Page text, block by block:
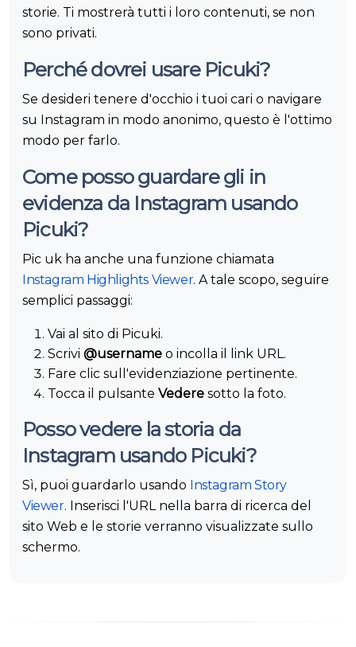
storie. Ti mostrerà tutti i loro contenuti, se non
sono privati.
Perché dovrei usare Picuki?
Se desideri tenere d'occhio i tuoi cari o navigare
su Instagram in modo anonimo, questo è l'ottimo
modo per farlo.
Come posso guardare gli in
evidenza da Instagram usando
Picuki?
Pic uk ha anche una funzione chiamata
Instagram Highlights Viewer. A tale scopo, seguire
semplici passaggi:
Vai al sito di Picuki.
Scrivi @username o incolla il link URL.
Fare clic sull'evidenziazione pertinente.
Tocca il pulsante Vedere sotto la foto.
Posso vedere la storia da
Instagram usando Picuki?
Sì, puoi guardarlo usando Instagram Story
Viewer. Inserisci l'URL nella barra di ricerca del
sito Web e le storie verranno visualizzate sullo
schermo.